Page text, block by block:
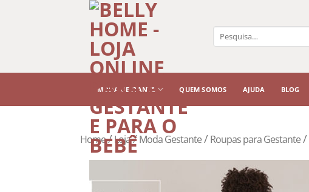
Pesquisar
MODA GESTANTE QUEM SOMOS AJUDA BLOG
Home/Loja/Moda Gestante/Roupas para Gestante/